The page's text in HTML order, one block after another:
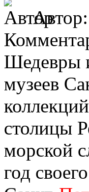
Автор:
Шедевры
музеев
столицы
морской
год